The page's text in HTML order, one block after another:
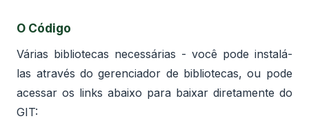
O Código
Várias bibliotecas necessárias - você pode instalá-
las através do gerenciador de bibliotecas, ou pode
acessar os links abaixo para baixar diretamente do
GIT: